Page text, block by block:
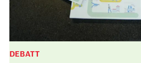
DEBATT